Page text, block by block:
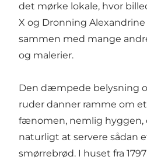
det mørke lokale, hvor
X og Dronning
sammen med mange
og malerier.
Den dæmpede belysning
ruder danner ramme om
fænomen, nemlig hyggen,
naturligt at servere sådan
smørrebrød. I huset fra